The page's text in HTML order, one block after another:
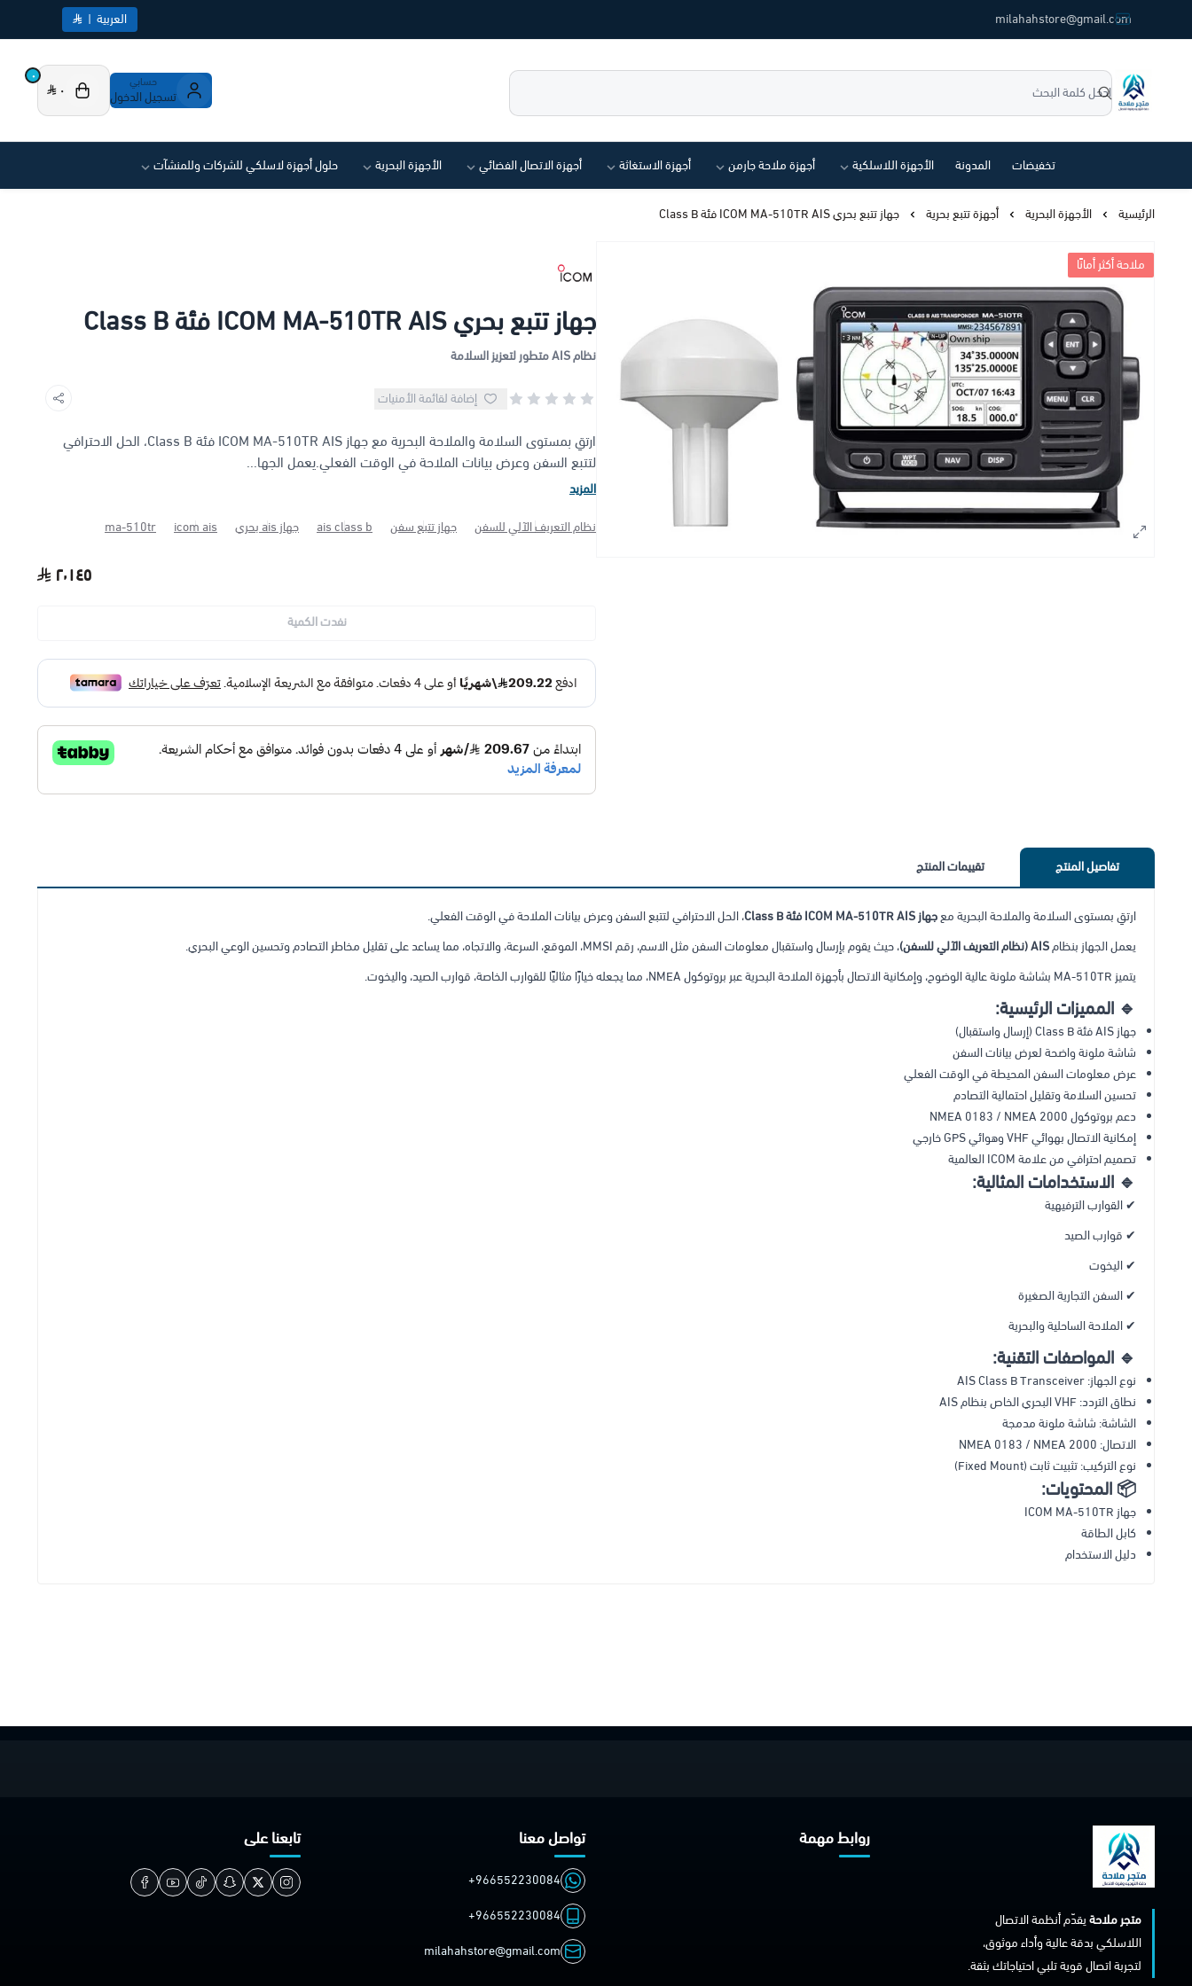
common.titles.skip_to_main_content
milahahstore@gmail.com العربية |
متجر ملاحة
حسابي
تسجيل الدخول
٠
٠
تخفيضات المدونة الأجهزة اللاسلكية أجهزة ملاحة جارمن أجهزة الاستغاثة أجهزة الاتصال الفضائي الأجهزة البحرية حلول أجهزة لاسلكي للشركات وللمنشآت
الرئيسية الأجهزة البحرية أجهزة تتبع بحرية جهاز تتبع بحري ICOM MA-510TR AIS فئة Class B
ملاحة أكثر أمانًا
جهاز تتبع بحري ICOM MA-510TR AIS فئة Class B
نظام AIS متطور لتعزيز السلامة
إضافة لقائمة الأمنيات
ارتقِ بمستوى السلامة والملاحة البحرية مع جهاز ICOM MA-510TR AIS فئة Class B، الحل الاحترافي
لتتبع السفن وعرض بيانات الملاحة في الوقت الفعلي.يعمل الجها...
المزيد
نظام التعريف الآلي للسفن جهاز تتبع سفن ais class b جهاز ais بحري icom ais
ma-510tr
٢٬١٤٥
نفدت الكمية
تفاصيل المنتج تقييمات المنتج
ارتقِ بمستوى السلامة والملاحة البحرية معجهاز ICOM MA-510TR AIS فئة Class B
، الحل الاحترافي لتتبع السفن وعرض بيانات الملاحة في الوقت الفعلي.
يعمل الجهاز بنظامAIS (نظام التعريف الآلي للسفن)
، حيث يقوم بإرسال واستقبال معلومات السفن مثل الاسم، رقم MMSI، الموقع، السرعة، والاتجاه، مما يساعد على تقليل مخاطر التصادم وتحسين الوعي البحري.
يتميز MA-510TR بشاشة ملونة عالية الوضوح، وإمكانية الاتصال بأجهزة الملاحة البحرية عبر بروتوكول NMEA، مما يجعله خيارًا مثاليًا للقوارب الخاصة، قوارب الصيد، واليخوت.
🔹 المميزات الرئيسية:
جهاز AIS فئة Class B (إرسال واستقبال)
شاشة ملونة واضحة لعرض بيانات السفن
عرض معلومات السفن المحيطة في الوقت الفعلي
تحسين السلامة وتقليل احتمالية التصادم
دعم بروتوكول NMEA 0183 / NMEA 2000
إمكانية الاتصال بهوائي VHF وهوائي GPS خارجي
تصميم احترافي من علامة ICOM العالمية
🔹 الاستخدامات المثالية:
✔ القوارب الترفيهية
✔ قوارب الصيد
✔ اليخوت
✔ السفن التجارية الصغيرة
✔ الملاحة الساحلية والبحرية
🔹 المواصفات التقنية:
نوع الجهاز: AIS Class B Transceiver
نطاق التردد: VHF البحري الخاص بنظام AIS
الشاشة: شاشة ملونة مدمجة
الاتصال: NMEA 0183 / NMEA 2000
نوع التركيب: تثبيت ثابت (Fixed Mount)
📦 المحتويات:
جهاز ICOM MA-510TR
كابل الطاقة
دليل الاستخدام
متجر ملاحةيقدّم أنظمة الاتصال
اللاسلكي بدقة عالية وأداء موثوق،
لتجربة اتصال قوية تلبي احتياجاتك بثقة.
روابط مهمة تواصل معنا
+966552230084
+966552230084
milahahstore@gmail.com
تابعنا على